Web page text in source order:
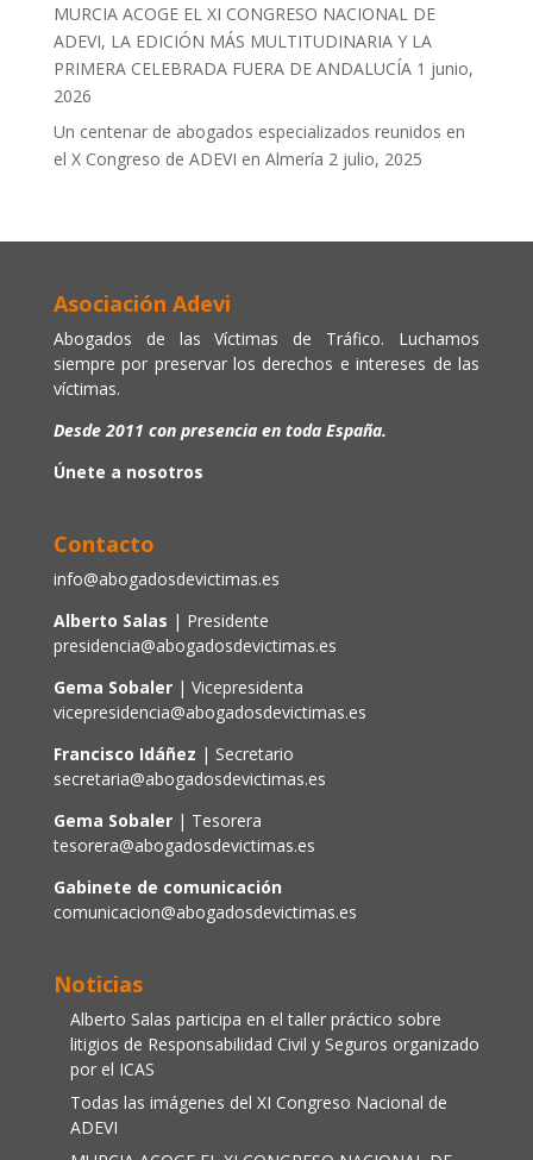
MURCIA ACOGE EL XI CONGRESO NACIONAL DE
ADEVI, LA EDICIÓN MÁS MULTITUDINARIA Y LA
PRIMERA CELEBRADA FUERA DE ANDALUCÍA 1 junio,
2026
Un centenar de abogados especializados reunidos en
el X Congreso de ADEVI en Almería 2 julio, 2025
Asociación Adevi
Abogados de las Víctimas de Tráfico. Luchamos
siempre por preservar los derechos e intereses de las
víctimas.
Desde 2011 con presencia en toda España.
Únete a nosotros
Contacto
info@abogadosdevictimas.es
Alberto Salas | Presidente
presidencia@abogadosdevictimas.es
Gema Sobaler | Vicepresidenta
vicepresidencia@abogadosdevictimas.es
Francisco Idáñez | Secretario
secretaria@abogadosdevictimas.es
Gema Sobaler| Tesorera
tesorera@abogadosdevictimas.es
Gabinete de comunicación
comunicacion@abogadosdevictimas.es
Noticias
Alberto Salas participa en el taller práctico sobre
litigios de Responsabilidad Civil y Seguros organizado
por el ICAS
Todas las imágenes del XI Congreso Nacional de
ADEVI